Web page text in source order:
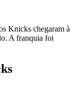
Knicks chegaram à
A franquia foi